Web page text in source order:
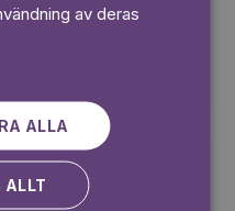
av deras
ALLA
ALLT